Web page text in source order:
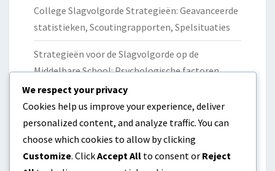
College Slagvolgorde Strategieën: Geavanceerde
statistieken, Scoutingrapporten, Spelsituaties
Strategieën voor de Slagvolgorde op de
Middelbare School: Psychologische factoren,
Motivatie, Invloed van Peers
College Lineup Constructie: Aanvallende
strategie, Verdedigende opstellingen,
We respect your privacy
Cookies help us improve your experience, deliver
personalized content, and analyze traffic. You can
choose which cookies to allow by clicking
Customize. ClickAccept All to consent or Reject